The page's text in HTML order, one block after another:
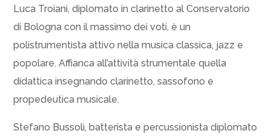
Luca Troiani, diplomato in clarinetto al Conservatorio
di Bologna con il massimo dei voti, è un
polistrumentista attivo nella musica classica, jazz e
popolare. Affianca all’attività strumentale quella
didattica insegnando clarinetto, sassofono e
propedeutica musicale.
Stefano Bussoli, batterista e percussionista diplomato